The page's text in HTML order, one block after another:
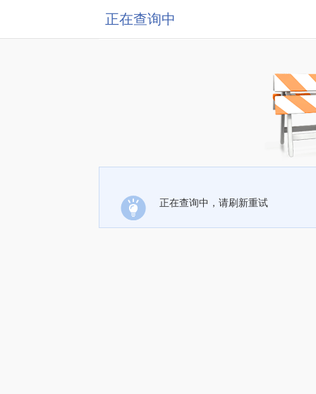
正在查询中
正在查询中，请刷新重试